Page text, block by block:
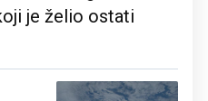
je želio ostati